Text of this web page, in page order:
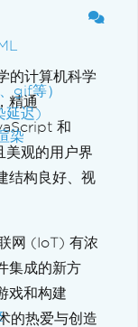
gif等）
延迟)
染
的计算机科学
精通
和
美观的用户界
结构良好、视
网 (IoT) 有浓
集成的新方
戏和构建
的热爱与创造